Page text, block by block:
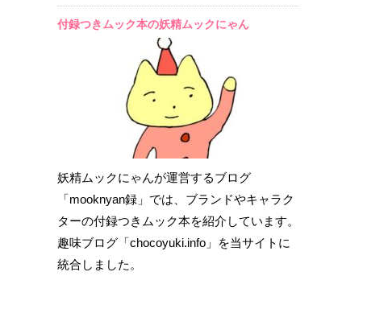
付録つきムック本の妖精ムックにゃん
妖精ムックにゃんが運営するブログ
「mooknyan録」では、ブランドやキャラク
ターの付録つきムック本を紹介しています。
趣味ブログ「chocoyuki.info」を当サイトに
統合しました。